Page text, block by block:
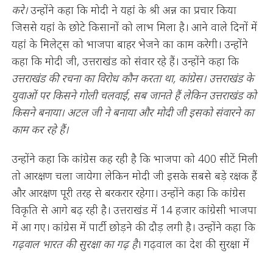
करे।उन्होंने कहा कि मोदी ने यहां के श्री अन्न का प्रचार किया
जिससे यहां के छोटे किसानों को लाभ मिला है। आने वाले दिनों में
यहां के मिलेट्स को भाजपा बाहर भेजने का काम करेगी। उन्होंने
कहा कि मोदी जी, उत्तराखंड को संवार रहे हैं। उन्होंने कहा कि
उत्तराखंड की रचना का विरोध कौन करता था, कांग्रेस। उत्तराखंड के
युवाओं पर किसने गोली चलवाई, सब जानते हैं लेकिन उत्तराखंड को
किसने बनाया। अटल जी ने बनाया और मोदी जी इसको संवारने का
काम कर रहे हैं।
उन्होंने कहा कि कांग्रेस कह रही है कि भाजपा को 400 सीटें मिली
तो आरक्षण चला जायेगा लेकिन मोदी जी इसके सबसे बड़े रक्षक हैं
और आरक्षण पूरी तरह से बरकरार रहेगा। उन्होंने कहा कि कांग्रेस
विकृति से आगे बढ़ रही है। उत्तराखंड में 14 हजार कांग्रेसी भाजपा
में आ गए। कांग्रेस में पार्टी छोड़ने की दौड़ लगी है। उन्होंने कहा कि
गढ़वाल भारत की सुरक्षा का गढ़ है। गढ़वाल का देश की सुरक्षा में